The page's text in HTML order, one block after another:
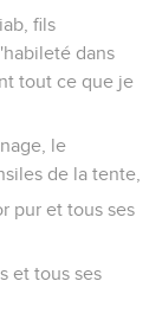
fils
dans
tout ce que je
le
de la tente,
pur et tous ses
et tous ses